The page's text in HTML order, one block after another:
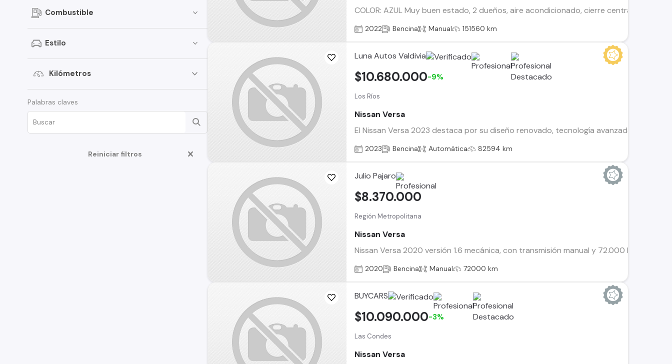
March
Tiida
Note
ALTIMA
D22
Combustible
Estilo
Kilómetros
Palabras claves
Reiniciar filtros
COLOR: AZUL Muy buen estado, 2 dueños, aire acondicionado, cierre centralizado,
2022 Bencina Manual 151560 km
Luna Autos Valdivia
Los Ríos
Nissan Versa
El Nissan Versa 2023 destaca por su diseño renovado, tecnología avanzada y
$10.680.000-9%
2023 Bencina Automática 82594 km
Julio Pajaro
Región Metropolitana
Nissan Versa
Nissan Versa 2020 versión 1.6 mecánica, con transmisión manual y 72.000 km
$8.370.000
2020 Bencina Manual 72000 km
BUYCARS
Las Condes
Nissan Versa
$10.090.000-3%